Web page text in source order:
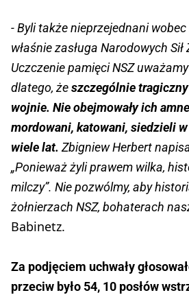
- Byli także nieprzejednani
właśnie zasługa Narodowych Sił
Uczczenie pamięci NSZ
dlatego, żeszczególnie
wojnie. Nie obejmowały ich
mordowani, katowani, siedzieli
wiele lat. Zbigniew Herbert
„Ponieważ żyli prawem wilka,
milczy”. Nie pozwólmy, aby
żołnierzach NSZ, bohaterach
Babinetz.
Za podjęciem uchwały
przeciw było 54, 10 posłów